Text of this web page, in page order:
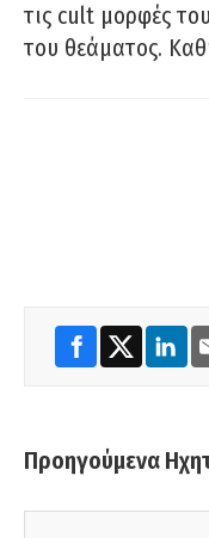
τις cult μορφές
του θεάματος.
Προηγούμενα